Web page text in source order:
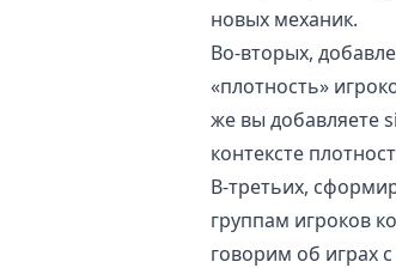
новых механик.
Во-вторых,
«плотность»
же вы добавляете
контексте
В-третьих,
группам игроков
говорим об играх